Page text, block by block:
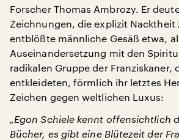
Forscher Thomas Ambrozy. Er
Zeichnungen, die explizit Nacktheit
entblößte männliche Gesäß etwa,
Auseinandersetzung mit den
radikalen Gruppe der Franziskaner,
entkleideten, förmlich ihr letztes
Zeichen gegen weltlichen Luxus:
„Egon Schiele kennt offensichtlich
Bücher, es gibt eine Blütezeit der